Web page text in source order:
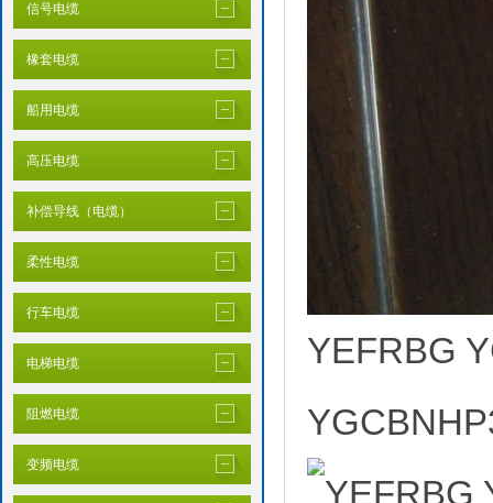
信号电缆
橡套电缆
船用电缆
高压电缆
补偿导线（电缆）
柔性电缆
行车电缆
电梯电缆
阻燃电缆
变频电缆
YEFRBG